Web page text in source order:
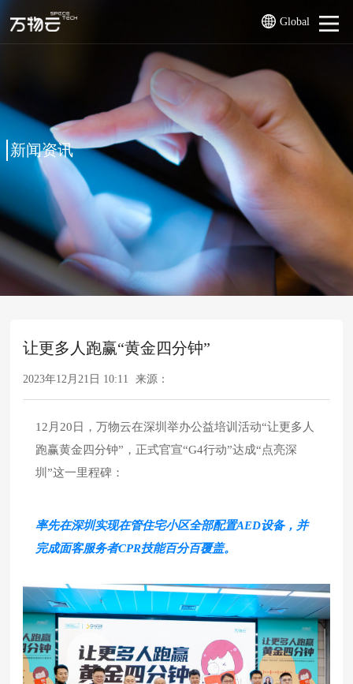
Global
新闻资讯
让更多人跑赢“黄金四分钟”
2023年12月21日 10:11 来源：
12月20日，万物云在深圳举办公益培训活动“让更多人
跑赢黄金四分钟”，正式官宣“G4行动”达成“点亮深
圳”这一里程碑：
率先在深圳实现在管住宅小区全部配置AED设备，并
完成面客服务者CPR技能百分百覆盖。